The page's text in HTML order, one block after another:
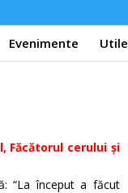
Evenimente Utile
Făcătorul cerului și
“La început a făcut